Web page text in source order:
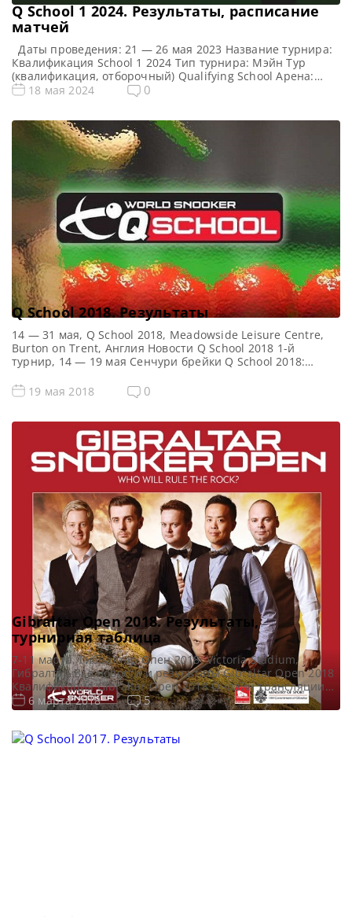
Q School 1 2024. Результаты, расписание
матчей
Даты проведения: 21 — 26 мая 2023 Название турнира:
Квалификация School 1 2024 Тип турнира: Мэйн Тур
(квалификация, отборочный) Qualifying School Арена:
Morningside Arena Место проведения (населенный пункт,
результаты Q School 2024 Q School 1 2024. Расписание —
трансляции Призовой фонд Q […]
18 мая 2024 0
Q School 2018. Результаты
14 — 31 мая, Q School 2018, Meadowside Leisure Centre,
Burton on Trent, Англия Новости Q School 2018 1-й
турнир, 14 — 19 мая Сенчури брейки Q School 2018:
101Сэм Бэйрд — 133, 102Ху Хао — 114Хаммад Миах — 101,
118Джордан Браун — 118Haydon Pinhey […]
19 мая 2018 0
Gibraltar Open 2018. Результаты,
турнирная таблица
7-11 марта, Гибралтар Опен 2018, Victoria Stadium,
Гибралтар Все новости и результаты Gibraltar Open 2018
Квалификация Gibraltar Open 2018 Онлайн трансляции
Gibraltar Open 2018 Видео Gibraltar Open 2018 Турнирная
сетка: 1/16 финала 1/8 финала 1/4 финала 1/2 финала
7 фреймов (до 4-х побед) 7 […]
6 марта 2018 5